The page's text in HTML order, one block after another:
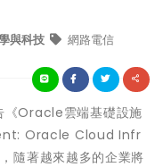
與科技 網路電信
Oracle雲端基礎設施
Oracle Cloud Infr
隨著越來越多的企業將